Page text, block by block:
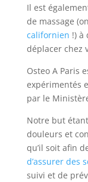
Il est
de massage
californien !) à
déplacer chez
Osteo A Paris
expérimentés
par le
Notre but
douleurs et
qu’il soit afin
d’assurer des
suivi et de